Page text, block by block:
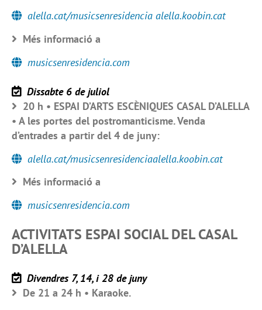
alella.cat/musicsenresidencia alella.koobin.cat
Més informació a
musicsenresidencia.com
Dissabte 6 de juliol
20 h • ESPAI D’ARTS ESCÈNIQUES CASAL D’ALELLA
• A les portes del postromanticisme. Venda
d’entrades a partir del 4 de juny:
alella.cat/musicsenresidenciaalella.koobin.cat
Més informació a
musicsenresidencia.com
ACTIVITATS ESPAI SOCIAL DEL CASAL
D’ALELLA
Divendres 7, 14, i 28 de juny
De 21 a 24 h • Karaoke.